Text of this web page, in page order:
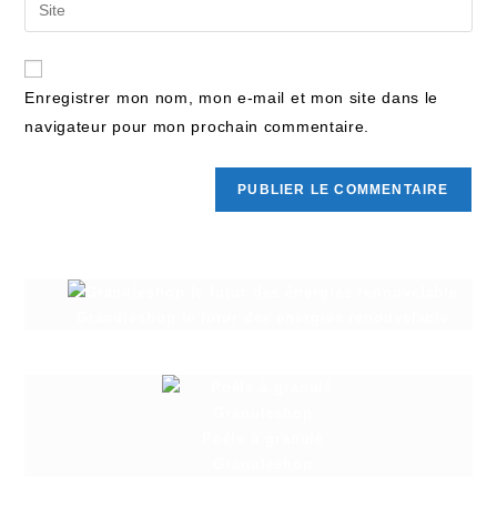
Enregistrer mon nom, mon e-mail et mon site dans le
navigateur pour mon prochain commentaire.